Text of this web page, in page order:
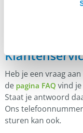
Heb je een vraag
de pagina FAQ vind
Staat je antwoord
Ons
sturen kan ook.